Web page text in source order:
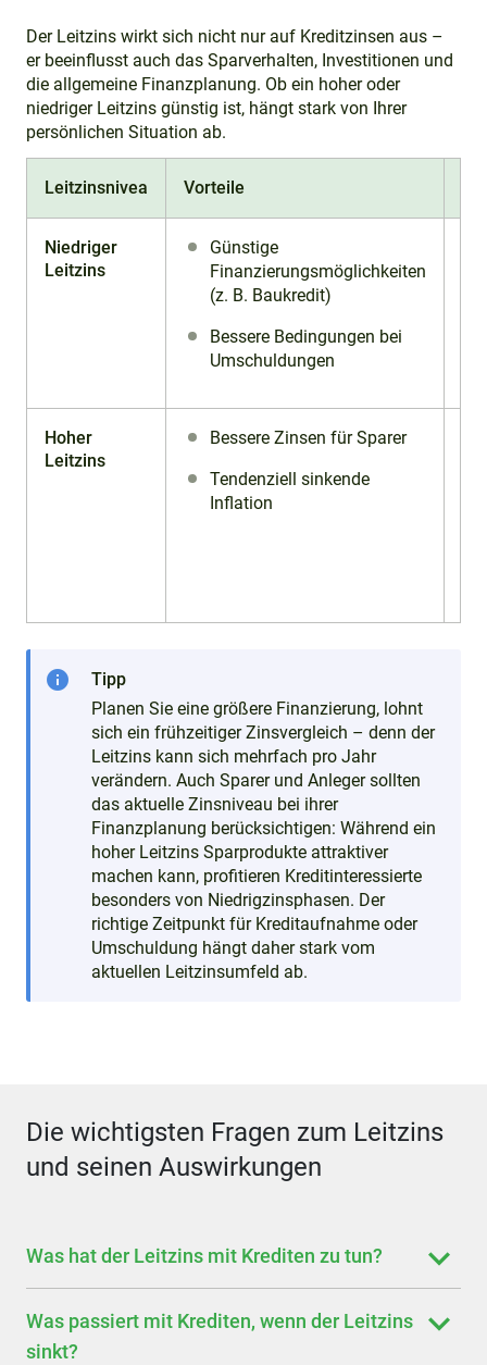
Der Leitzins wirkt sich nicht nur auf Kreditzinsen aus –
er beeinflusst auch das Sparverhalten, Investitionen und
die allgemeine Finanzplanung. Ob ein hoher oder
niedriger Leitzins günstig ist, hängt stark von Ihrer
persönlichen Situation ab.
Leitzinsnivea Vorteile
Niedriger
Leitzins
Günstige
Finanzierungsmöglichkeiten
(z. B. Baukredit)
Bessere Bedingungen bei
Umschuldungen
Hoher
Leitzins
Bessere Zinsen für Sparer
Tendenziell sinkende
Inflation
info
Tipp
Planen Sie eine größere Finanzierung, lohnt
sich ein frühzeitiger Zinsvergleich – denn der
Leitzins kann sich mehrfach pro Jahr
verändern. Auch Sparer und Anleger sollten
das aktuelle Zinsniveau bei ihrer
Finanzplanung berücksichtigen: Während ein
hoher Leitzins Sparprodukte attraktiver
machen kann, profitieren Kreditinteressierte
besonders von Niedrigzinsphasen. Der
richtige Zeitpunkt für Kreditaufnahme oder
Umschuldung hängt daher stark vom
aktuellen Leitzinsumfeld ab.
Die wichtigsten Fragen zum Leitzins
und seinen Auswirkungen
Was hat der Leitzins mit Krediten zu tun?
Was passiert mit Krediten, wenn der Leitzins
sinkt?